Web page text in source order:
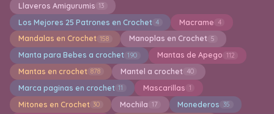
Llaveros Amigurumis 13
Los Mejores 25 Patrones en Crochet 4 Macrame 4
Mandalas en Crochet 158 Manoplas en Crochet 5
Manta para Bebes a crochet 190 Mantas de Apego 112
Mantas en crochet 878 Mantel a crochet 40
Marca paginas en crochet 11 Mascarillas 1
Mitones en Crochet 30 Mochila 17 Monederos 35